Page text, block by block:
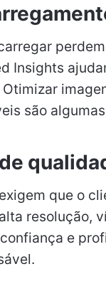
Insights
são
que o
resolução,
e